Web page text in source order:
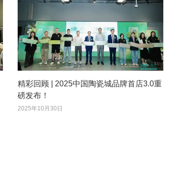
精彩回顾 | 2025中国陶瓷城品牌首店3.0重
磅发布！
2025年10月30日